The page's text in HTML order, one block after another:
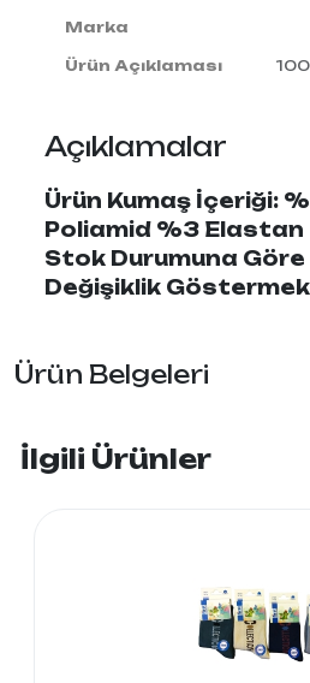
Marka
Ürün Açıklaması
Açıklamalar
Ürün Kumaş İçeriği:
Poliamid %3 Elastan
Stok Durumuna
Değişiklik
Ürün Belgeleri
İlgili Ürünler